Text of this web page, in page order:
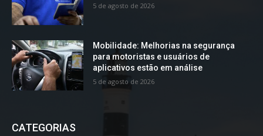
5 de agosto de 2026
Mobilidade: Melhorias na segurança
para motoristas e usuários de
aplicativos estão em análise
5 de agosto de 2026
CATEGORIAS